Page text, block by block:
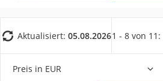
Aktualisiert: 05.08.20261 - 8 von 11:
Preis in EUR